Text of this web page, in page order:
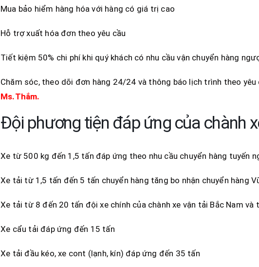
Mua bảo hiểm hàng hóa với hàng có giá trị cao
Hỗ trợ xuất hóa đơn theo yêu cầu
Tiết kiệm 50% chi phí khi quý khách có nhu cầu vận chuyển hàng
Chăm sóc, theo dõi đơn hàng 24/24 và thông báo lịch trình theo yêu
Ms.Thắm.
Đội phương tiện đáp ứng của chành
Xe từ 500 kg đến 1,5 tấn đáp ứng theo nhu cầu chuyển hàng tuyến
Xe tải từ 1,5 tấn đến 5 tấn chuyển hàng tăng bo nhận chuyển hàng
Xe tải từ 8 đến 20 tấn đội xe chính của chành xe vận tải Bắc Nam và
Xe cẩu tải đáp ứng đến 15 tấn
Xe tải đầu kéo, xe cont (lạnh, kín) đáp ứng đến 35 tấn